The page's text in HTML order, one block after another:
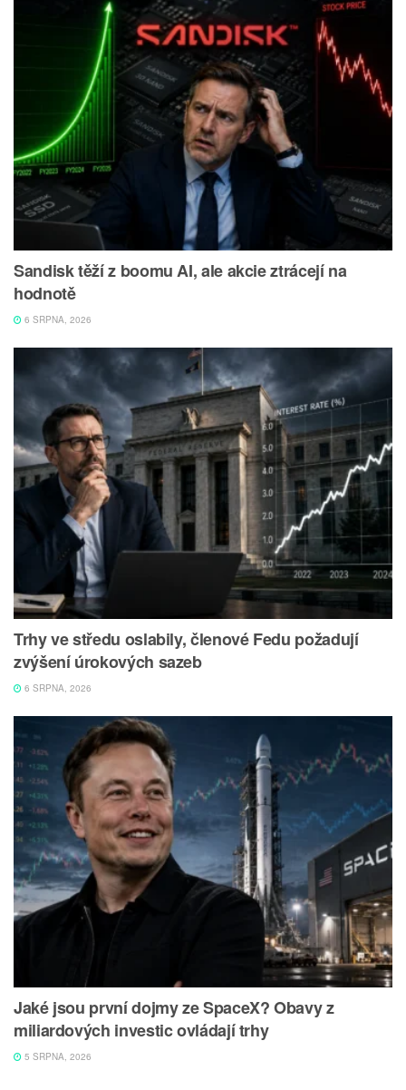
Sandisk těží z boomu AI, ale akcie ztrácejí na
hodnotě
6 SRPNA, 2026
Trhy ve středu oslabily, členové Fedu požadují
zvýšení úrokových sazeb
6 SRPNA, 2026
Jaké jsou první dojmy ze SpaceX? Obavy z
miliardových investic ovládají trhy
5 SRPNA, 2026